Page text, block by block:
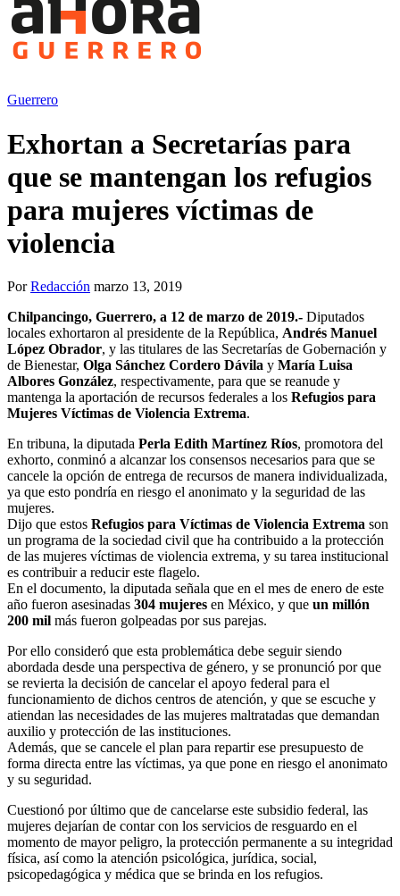
Guerrero
Exhortan a Secretarías para
que se mantengan los refugios
para mujeres víctimas de
violencia
PorRedacción marzo 13, 2019
Chilpancingo, Guerrero, a 12 de marzo de 2019.- Diputados
locales exhortaron al presidente de la República, Andrés Manuel
López Obrador, y las titulares de las Secretarías de Gobernación y
de Bienestar, Olga Sánchez Cordero Dávila y María Luisa
Albores González, respectivamente, para que se reanude y
mantenga la aportación de recursos federales a los Refugios para
Mujeres Víctimas de Violencia Extrema.
En tribuna, la diputada Perla Edith Martínez Ríos, promotora del
exhorto, conminó a alcanzar los consensos necesarios para que se
cancele la opción de entrega de recursos de manera individualizada,
ya que esto pondría en riesgo el anonimato y la seguridad de las
mujeres.
Dijo que estos Refugios para Víctimas de Violencia Extrema son
un programa de la sociedad civil que ha contribuido a la protección
de las mujeres víctimas de violencia extrema, y su tarea institucional
es contribuir a reducir este flagelo.
En el documento, la diputada señala que en el mes de enero de este
año fueron asesinadas 304 mujeres en México, y que un millón
200 mil más fueron golpeadas por sus parejas.
Por ello consideró que esta problemática debe seguir siendo
abordada desde una perspectiva de género, y se pronunció por que
se revierta la decisión de cancelar el apoyo federal para el
funcionamiento de dichos centros de atención, y que se escuche y
atiendan las necesidades de las mujeres maltratadas que demandan
auxilio y protección de las instituciones.
Además, que se cancele el plan para repartir ese presupuesto de
forma directa entre las víctimas, ya que pone en riesgo el anonimato
y su seguridad.
Cuestionó por último que de cancelarse este subsidio federal, las
mujeres dejarían de contar con los servicios de resguardo en el
momento de mayor peligro, la protección permanente a su integridad
física, así como la atención psicológica, jurídica, social,
psicopedagógica y médica que se brinda en los refugios.